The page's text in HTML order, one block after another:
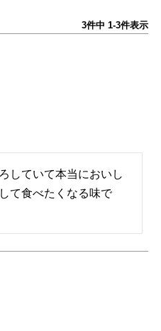
3件中 1-3件表示
していて本当においし
て食べたくなる味で